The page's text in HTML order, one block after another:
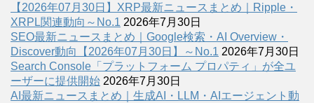
【2026年07月30日】XRP最新ニュースまとめ｜Ripple・
XRPL関連動向～No.1 2026年7月30日
SEO最新ニュースまとめ｜Google検索・AI Overview・
Discover動向【2026年07月30日】～No.1 2026年7月30日
Search Console「プラットフォーム プロパティ」が全ユ
ーザーに提供開始 2026年7月30日
AI最新ニュースまとめ｜生成AI・LLM・AIエージェント動